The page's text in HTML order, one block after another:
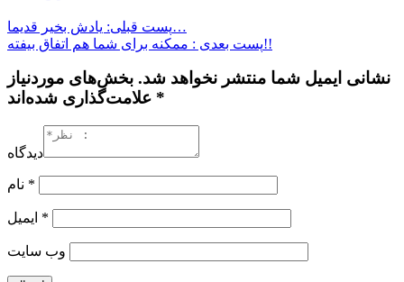
پست قبلی: یادش بخیر قدیما…
پست بعدی : ممکنه برای شما هم اتفاق بیفته!!
نشانی ایمیل شما منتشر نخواهد شد. بخش‌های موردنیاز
علامت‌گذاری شده‌اند *
دیدگاه
*
*
وب‌ سایت